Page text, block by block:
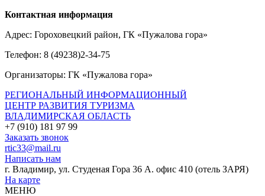
Контактная информация
Адрес: Гороховецкий район, ГК «Пужалова гора»
Телефон: 8 (49238)2-34-75
Организаторы: ГК «Пужалова гора»
РЕГИОНАЛЬНЫЙ ИНФОРМАЦИОННЫЙ
ЦЕНТР РАЗВИТИЯ ТУРИЗМА
ВЛАДИМИРСКАЯ ОБЛАСТЬ
+7 (910) 181 97 99
Заказать звонок
rtic33@mail.ru
Написать нам
г. Владимир, ул. Студеная Гора 36 А. офис 410 (отель ЗАРЯ)
На карте
МЕНЮ